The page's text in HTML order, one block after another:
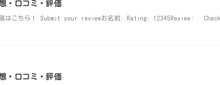
・口コミ・評価
稿はこちら！ Submit your reviewお名前: Rating: 12345Review:
・口コミ・評価